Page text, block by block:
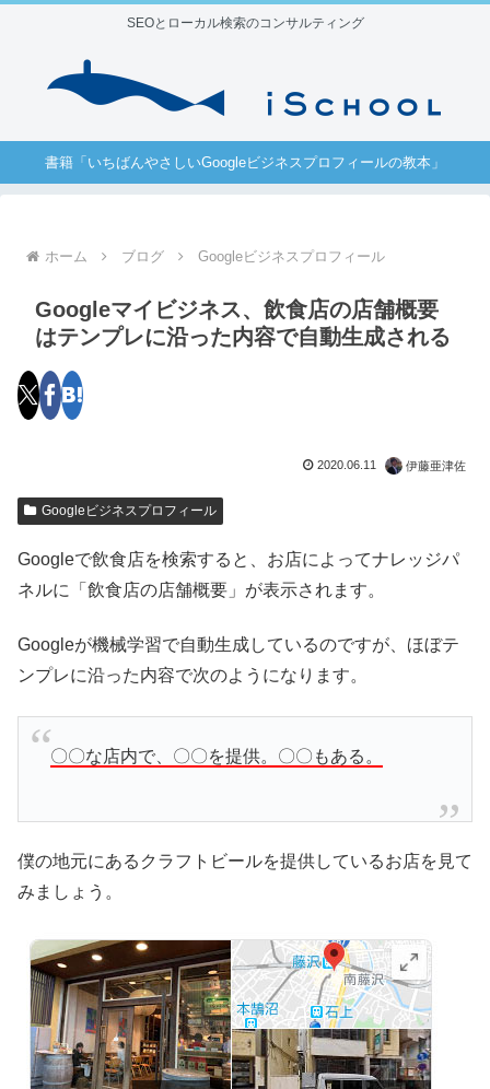
SEOとローカル検索のコンサルティング
書籍「いちばんやさしいGoogleビジネスプロフィールの教本」
ホーム ブログ Googleビジネスプロフィール
Googleマイビジネス、飲食店の店舗概要
はテンプレに沿った内容で自動生成される
2020.06.11 伊藤亜津佐
Googleビジネスプロフィール
Googleで飲食店を検索すると、お店によってナレッジパ
ネルに「飲食店の店舗概要」が表示されます。
Googleが機械学習で自動生成しているのですが、ほぼテ
ンプレに沿った内容で次のようになります。
〇〇な店内で、〇〇を提供。〇〇もある。
僕の地元にあるクラフトビールを提供しているお店を見て
みましょう。